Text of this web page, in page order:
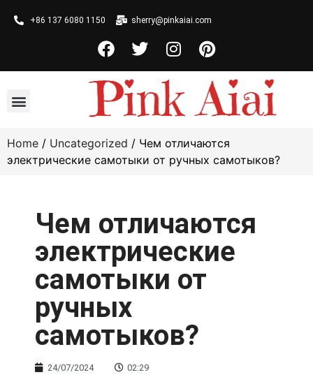
+86 137 6080 1150 sherry@pinkaiai.com
Home / Uncategorized / Чем отличаются
электрические самотыки от ручных самотыков?
Чем отличаются
электрические
самотыки от
ручных
самотыков?
24/07/2024 02:29